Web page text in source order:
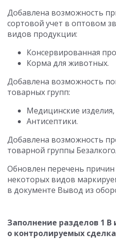
Добавлена возможность
сортовой учет в оптовом
видов продукции:
Консервированная
Корма для животных.
Добавлена возможность
товарных групп:
Медицинские изделия,
Антисептики.
Добавлена возможность
товарной группы
Обновлен перечень
некоторых видов
в документе Вывод из
Заполнение разделов 1 В
о контролируемых